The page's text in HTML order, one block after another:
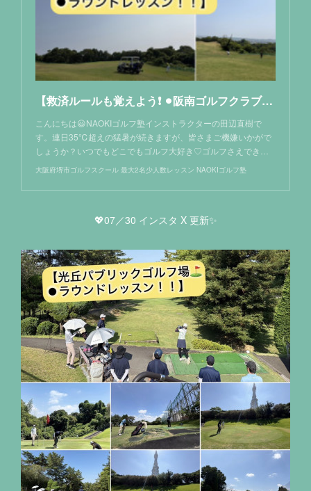
【救済ルールも覚えよう❗️ ⚫︎阪南ゴルフクラブ⛳️】
こんにちは😃NAOKIゴルフ塾インストラクターの田辺直樹で
す。連日35℃超えの猛暑が続きますが、皆さまご機嫌いかがで
しょうか？いつでもどこでもゴルフ大好き♡ゴルフさえでき…
大阪府堺市ゴルフスクール 最大2名少人数レッスン NAOKIゴルフ塾
💖07／30 インスタ X 更新✨